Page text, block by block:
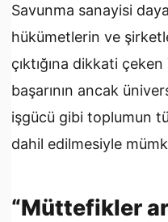
Savunma sanayisi
hükümetlerin ve
çıktığına dikkati
başarının ancak
işgücü gibi toplumun
dahil edilmesiyle
“Müttefikler